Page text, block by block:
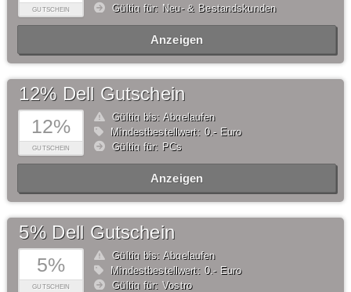
GUTSCHEIN
Gültig für: Neu- & Bestandskunden
Anzeigen
12%
GUTSCHEIN
12% Dell Gutschein
Gültig bis: Abgelaufen
Mindestbestellwert: 0,- Euro
Gültig für: PCs
Anzeigen
5%
GUTSCHEIN
5% Dell Gutschein
Gültig bis: Abgelaufen
Mindestbestellwert: 0,- Euro
Gültig für: Vostro